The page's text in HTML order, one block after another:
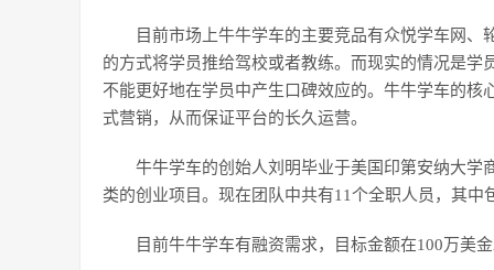
目前市场上牛牛学车的主要竞品有众悦学车网
的方式将学员推给驾校或者教练。而现实的情况是
不能更好地在学员中产生口碑效应的。牛牛学车的
式营销，从而保证平台的长久运营。
牛牛学车的创始人刘明毕业于美国印第安纳大学
类的创业项目。现在团队中共有11个全职人员，其中
目前牛牛学车有融资需求，目标金额在100万美金